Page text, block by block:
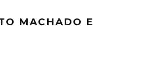
MACHADO E